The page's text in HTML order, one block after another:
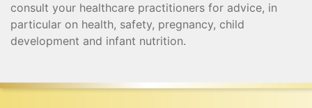
consult your healthcare practitioners for advice, in
particular on health, safety, pregnancy, child
development and infant nutrition.